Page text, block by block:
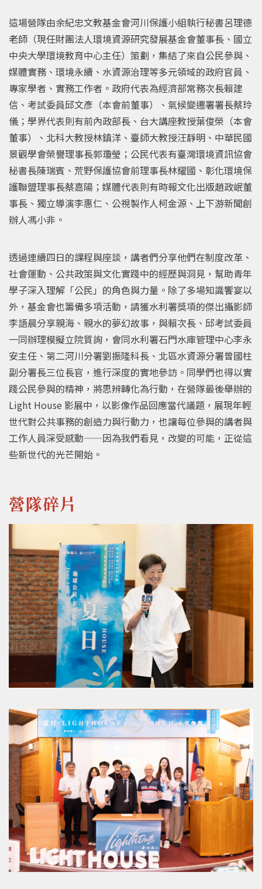
這場營隊由余紀忠文教基金會河川保護小組執行秘書呂理德
老師（現任財團法人環境資源研究發展基金會董事長、國立
中央大學環境教育中心主任）策劃，集結了來自公民參與、
媒體實務、環境永續、水資源治理等多元領域的政府官員、
專家學者、實務工作者。政府代表為經濟部常務次長賴建
信、考試委員邱文彥（本會前董事）、氣候變遷署署長蔡玲
儀；學界代表則有前內政部長、台大講座教授葉俊榮（本會
董事）、北科大教授林鎮洋、臺師大教授汪靜明、中華民國
景觀學會榮譽理事長郭瓊瑩；公民代表有臺灣環境資訊協會
秘書長陳瑞賓、荒野保護協會前理事長林耀國、彰化環境保
護聯盟理事長蔡嘉陽；媒體代表則有時報文化出版趙政岷董
事長、獨立導演李惠仁、公視製作人柯金源、上下游新聞創
辦人馮小非。
透過連續四日的課程與座談，講者們分享他們在制度改革、
社會運動、公共政策與文化實踐中的經歷與洞見，幫助青年
學子深入理解「公民」的角色與力量。除了多場知識饗宴以
外，基金會也籌備多項活動，請獲水利署獎項的傑出攝影師
李語晨分享親海、親水的夢幻故事，與賴次長、邱考試委員
一同辦理模擬立院質詢，會同水利署石門水庫管理中心李永
安主任、第二河川分署劉振隆科長、北區水資源分署曾國柱
副分署長三位長官，進行深度的實地參訪。同學們也得以實
踐公民參與的精神，將思辨轉化為行動，在營隊最後舉辦的
Light House 影展中，以影像作品回應當代議題，展現年輕
世代對公共事務的創造力與行動力，也讓每位參與的講者與
工作人員深受感動——因為我們看見，改變的可能，正從這
些新世代的光芒開始。
營隊碎片